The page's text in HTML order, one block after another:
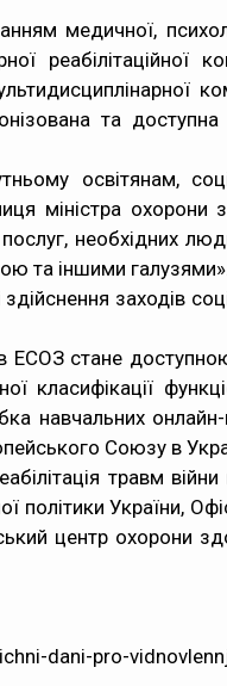
медичної,
реабілітаційної
та доступна
освітянам,
міністра охорони
необхідних
та іншими
заходів
ЕСОЗ стане
класифікації
навчальних онлайн-
Союзу в
травм війни
політики України,
центр охорони
dani-pro-